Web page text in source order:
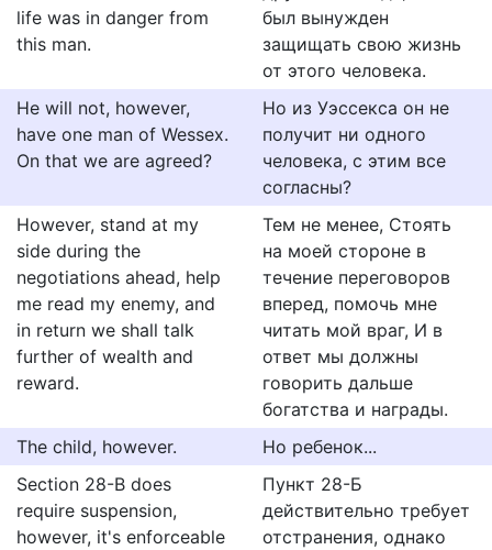
life was in danger from
this man.
был вынужден
защищать свою жизнь
от этого человека.
He will not, however,
have one man of Wessex.
On that we are agreed?
Но из Уэссекса он не
получит ни одного
человека, с этим все
согласны?
However, stand at my
side during the
negotiations ahead, help
me read my enemy, and
in return we shall talk
further of wealth and
reward.
Тем не менее, Стоять
на моей стороне в
течение переговоров
вперед, помочь мне
читать мой враг, И в
ответ мы должны
говорить дальше
богатства и награды.
The child, however.
Но ребенок...
Section 28-B does
require suspension,
however, it's enforceable
Пункт 28-Б
действительно требует
отстранения, однако